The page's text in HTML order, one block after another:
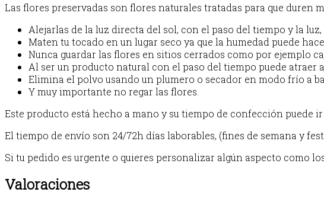
Las flores preservadas son flores naturales tratadas para que duren
Alejarlas de la luz directa del sol, con el paso del tiempo y la
Maten tu tocado en un lugar seco ya que la humedad puede
Nunca guardar las flores en sitios cerrados como por ejemplo
Al ser un producto natural con el paso del tiempo puede
Elimina el polvo usando un plumero o secador en modo frío a
Y muy importante no regar las flores.
Este producto está hecho a mano y su tiempo de confección puede ir
El tiempo de envío son 24/72h días laborables, (fines de semana y
Si tu pedido es urgente o quieres personalizar algún aspecto como
Valoraciones